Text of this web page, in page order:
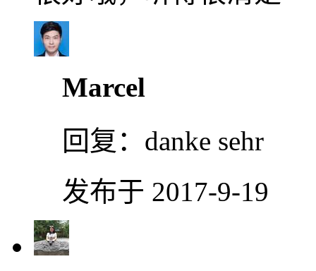
Marcel
回复： danke sehr
发布于 2017-9-19